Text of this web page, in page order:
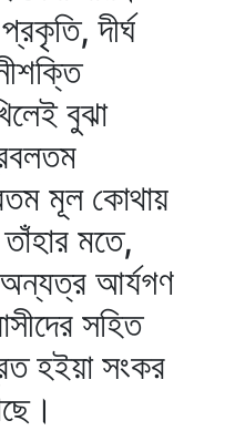
দীর্ঘ
বুঝা
মূল কোথায়
মতে,
অন্যত্র আর্যগণ
সহিত
হইয়া সংকর